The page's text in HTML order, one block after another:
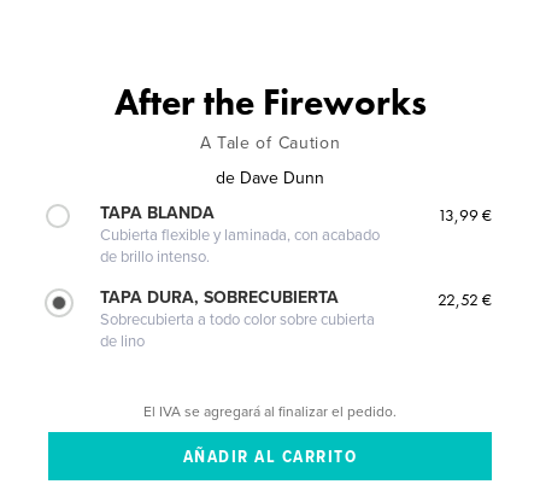
After the Fireworks
A Tale of Caution
de Dave Dunn
TAPA BLANDA
Cubierta flexible y laminada, con acabado
de brillo intenso.
13,99 €
TAPA DURA, SOBRECUBIERTA
Sobrecubierta a todo color sobre cubierta
de lino
22,52 €
El IVA se agregará al finalizar el pedido.